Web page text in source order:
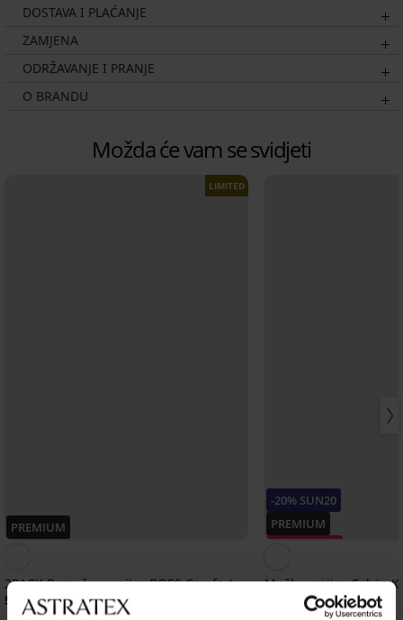
DOSTAVA I PLAĆANJE
ZAMJENA
ODRŽAVANJE I PRANJE
O BRANDU
Možda će vam se svidjeti
PREMIUM
LIMITED
2PACK Pamučna majica BOSS Comfort
53,99 €
-20% SUN20
PREMIUM
Muška majica Calvin
36,99 €